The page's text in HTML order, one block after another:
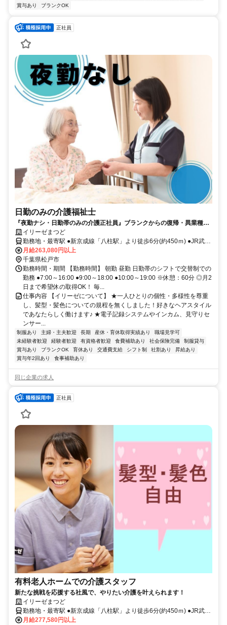
賞与あり
ブランクOK
正社員
日勤のみの介護福祉士
『夜勤ナシ・日勤帯のみの介護正社員』ブランクからの復帰・異業種か
らの転職も大歓迎です！
イリーゼまつど
勤務地・最寄駅 ●新京成線「八柱駅」より徒歩6分(約450ｍ) ●JR武蔵
野線「新八柱駅」より徒歩6分(約450ｍ) ※車通勤OK
月給263,080円以上
千葉県松戸市
勤務時間・期間 【勤務時間】 朝勤 昼勤 日勤帯のシフトで交替制での
勤務 ●7:00～16:00 ●9:00～18:00 ●10:00～19:00 ※休憩：60分 ◎月2
日まで希望休の取得OK！ 毎...
仕事内容 【イリーゼについて】 ★一人ひとりの個性・多様性を尊重
し、髪型・髪色についての規程を無くしました！好きなヘアスタイル
であなたらしく働けます♪ ★電子記録システムやインカム、見守りセ
ンサー...
制服あり 主婦・主夫歓迎 長期 産休・育休取得実績あり
職場見学可
未経験者歓迎
経験者歓迎 有資格者歓迎 食費補助あり 社会保険完備
制服貸与
賞与あり
ブランクOK 育休あり 交通費支給 シフト制 社割あり
昇給あり
賞与年2回あり
食事補助あり
同じ企業の求人
正社員
有料老人ホームでの介護スタッフ
新たな挑戦を応援する社風で、やりたい介護を叶えられます！
イリーゼまつど
勤務地・最寄駅 ●新京成線「八柱駅」より徒歩6分(約450ｍ) ●JR武蔵
野線「新八柱駅」より徒歩6分(約450ｍ) ※車通勤OK
月給277,580円以上